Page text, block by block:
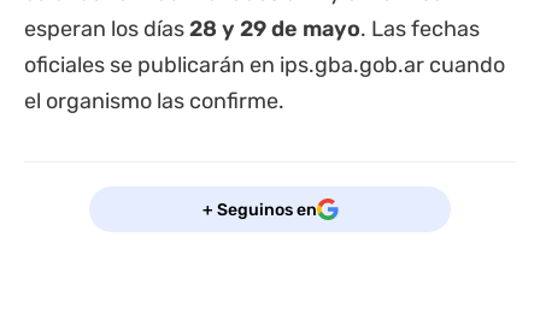
esperan los días28 y 29 de mayo. Las fechas
oficiales se publicarán en ips.gba.gob.ar cuando
el organismo las confirme.
+ Seguinos en